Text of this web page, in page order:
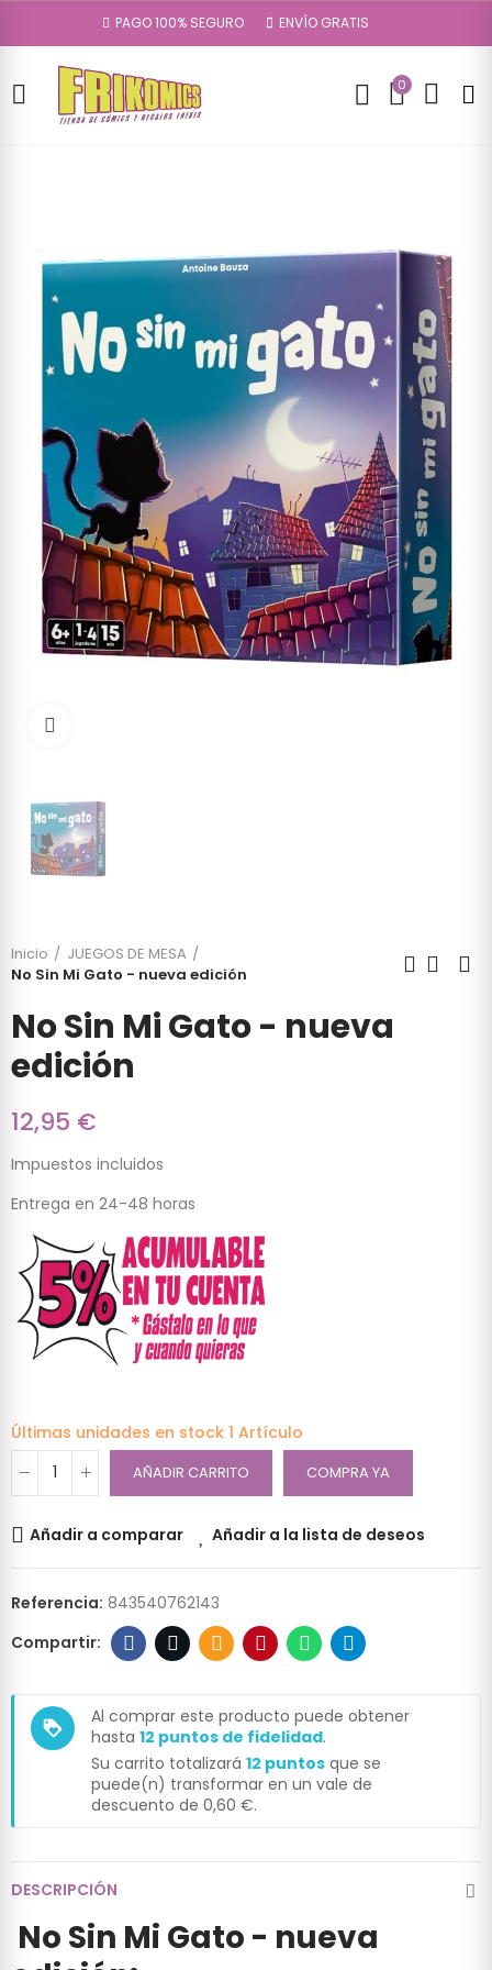
PAGO 100% SEGURO ENVÍO GRATIS
0
Inicio
JUEGOS DE MESA
No Sin Mi Gato - nueva edición
No Sin Mi Gato - nueva
edición
12,95 €
Impuestos incluidos
Entrega en 24-48 horas
Últimas unidades en stock 1 Artículo
AÑADIR CARRITO COMPRA YA
Añadir a comparar Añadir a la lista de deseos
Referencia: 843540762143
loyalty
Al comprar este producto puede obtener
hasta 12 puntos de fidelidad.
Su carrito totalizará 12 puntos que se
puede(n) transformar en un vale de
descuento de 0,60 €.
DESCRIPCIÓN
No Sin Mi Gato - nueva